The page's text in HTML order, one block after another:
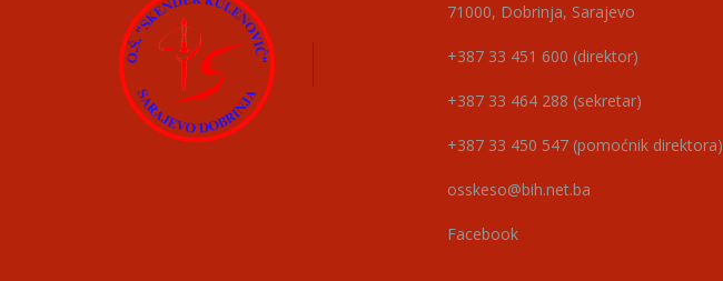
71000, Dobrinja, Sarajevo
+387 33 451 600 (direktor)
+387 33 464 288 (sekretar)
+387 33 450 547 (pomoćnik direktora)
osskeso@bih.net.ba
Facebook